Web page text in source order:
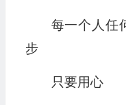
每一个人任
步
只要用心